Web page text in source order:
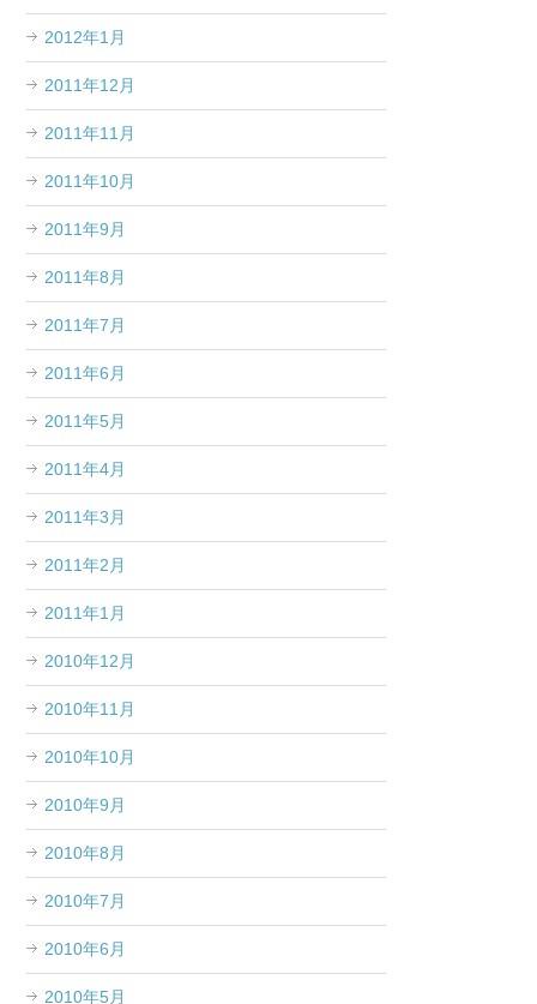
2012年1月
2011年12月
2011年11月
2011年10月
2011年9月
2011年8月
2011年7月
2011年6月
2011年5月
2011年4月
2011年3月
2011年2月
2011年1月
2010年12月
2010年11月
2010年10月
2010年9月
2010年8月
2010年7月
2010年6月
2010年5月